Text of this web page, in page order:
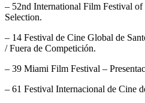
– 52nd International Film Festival
Selection.
– 14 Festival de Cine Global de
/ Fuera de Competición.
– 39 Miami Film Festival –
– 61 Festival Internacional de Cine